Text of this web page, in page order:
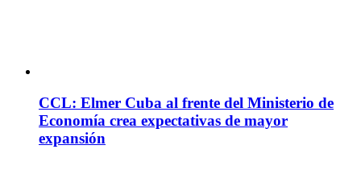
CCL: Elmer Cuba al frente del Ministerio de
Economía crea expectativas de mayor
expansión